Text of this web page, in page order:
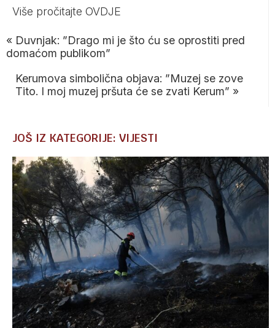
Više pročitajte OVDJE
« Duvnjak: ”Drago mi je što ću se oprostiti pred
domaćom publikom”
Kerumova simbolična objava: ”Muzej se zove
Tito. I moj muzej pršuta će se zvati Kerum” »
JOŠ IZ KATEGORIJE: VIJESTI